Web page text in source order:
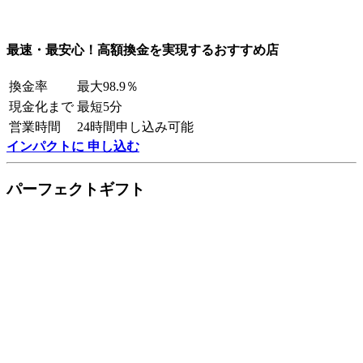
最速・最安心！高額換金を実現するおすすめ店
換金率
最大98.9％
現金化まで 最短5分
営業時間
24時間申し込み可能
インパクトに 申し込む
パーフェクトギフト